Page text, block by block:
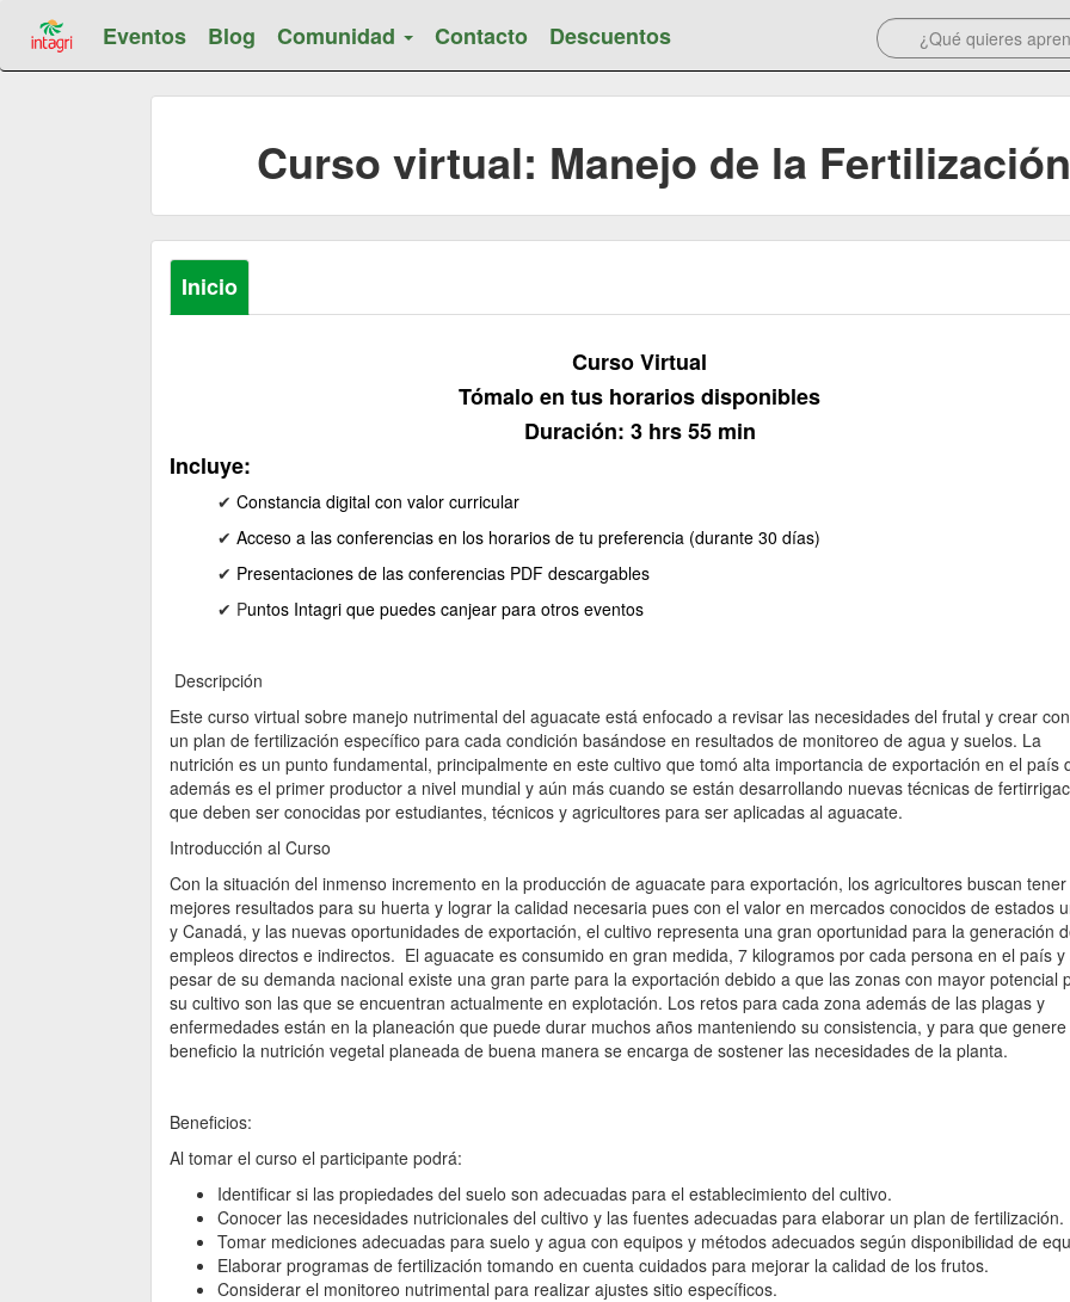
Eventos Blog Comunidad Contacto Descuentos
Curso virtual: Manejo de la
Inicio
Curso Virtual
Tómalo en tus horarios disponibles
Duración: 3 hrs 55 min
Incluye:
✔ ​ Constancia digital con valor curricular
✔ Acceso a las conferencias en los horarios de tu preferencia (durante 30 días)
✔ Presentaciones de las conferencias PDF descargables
✔ Puntos Intagri que puedes canjear para otros eventos
Descripción
Este curso virtual sobre manejo nutrimental del aguacate está enfocado a revisar las necesidades del frutal y crear
un plan de fertilización específico para cada condición basándose en resultados de monitoreo de agua y suelos. La
nutrición es un punto fundamental, principalmente en este cultivo que tomó alta importancia de exportación en el país
además es el primer productor a nivel mundial y aún más cuando se están desarrollando nuevas técnicas de
que deben ser conocidas por estudiantes, técnicos y agricultores para ser aplicadas al aguacate.
Introducción al Curso
Con la situación del inmenso incremento en la producción de aguacate para exportación, los agricultores buscan
mejores resultados para su huerta y lograr la calidad necesaria pues con el valor en mercados conocidos de estados
y Canadá, y las nuevas oportunidades de exportación, el cultivo representa una gran oportunidad para la generación
empleos directos e indirectos. El aguacate es consumido en gran medida, 7 kilogramos por cada persona en el país y
pesar de su demanda nacional existe una gran parte para la exportación debido a que las zonas con mayor potencial
su cultivo son las que se encuentran actualmente en explotación. Los retos para cada zona además de las plagas y
enfermedades están en la planeación que puede durar muchos años manteniendo su consistencia, y para que genere
beneficio la nutrición vegetal planeada de buena manera se encarga de sostener las necesidades de la planta.
Beneficios:
Al tomar el curso el participante podrá:
Identificar si las propiedades del suelo son adecuadas para el establecimiento del cultivo.
Conocer las necesidades nutricionales del cultivo y las fuentes adecuadas para elaborar un plan de fertilización.
Tomar mediciones adecuadas para suelo y agua con equipos y métodos adecuados según disponibilidad de
Elaborar programas de fertilización tomando en cuenta cuidados para mejorar la calidad de los frutos.
Considerar el monitoreo nutrimental para realizar ajustes sitio específicos.